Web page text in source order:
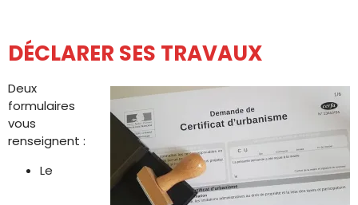
DÉCLARER SES TRAVAUX
Deux
formulaires
vous
renseignent :
Le